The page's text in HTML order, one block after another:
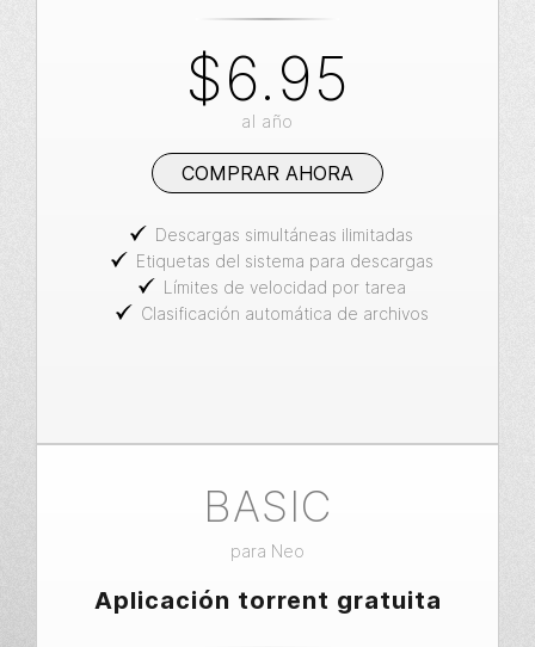
$6.95
al año
COMPRAR AHORA
Descargas simultáneas ilimitadas
Etiquetas del sistema para descargas
Límites de velocidad por tarea
Clasificación automática de archivos
BASIC
para Neo
Aplicación torrent gratuita